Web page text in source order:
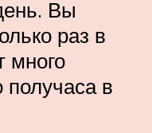
Вы
раз в
много
получаса в